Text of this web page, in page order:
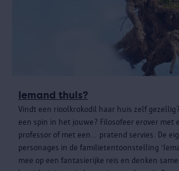
Iemand thuis?
Vindt een rioolkrokodil haar huis zelf
een spin in het jouwe? Filosofeer erover met
professor of met een… pratend servies. De
personages in de familietentoonstelling
mee op een fantasierijke reis en denken